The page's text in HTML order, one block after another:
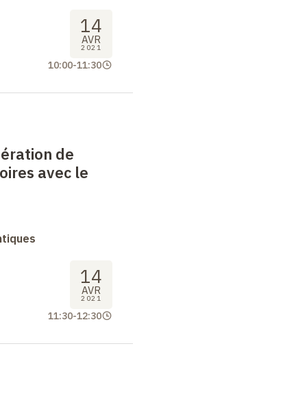
14
AVR
2021
10:00-11:30
de
avec le
14
AVR
2021
11:30-12:30